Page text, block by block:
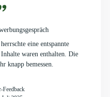
eine entspannte
waren enthalten. Die
knapp bemessen.
Feedback